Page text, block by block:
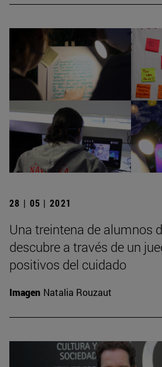
28 | 05 | 2021
Una treintena de alumnos
descubre a través de un
positivos del cuidado
Imagen Natalia Rouzaut